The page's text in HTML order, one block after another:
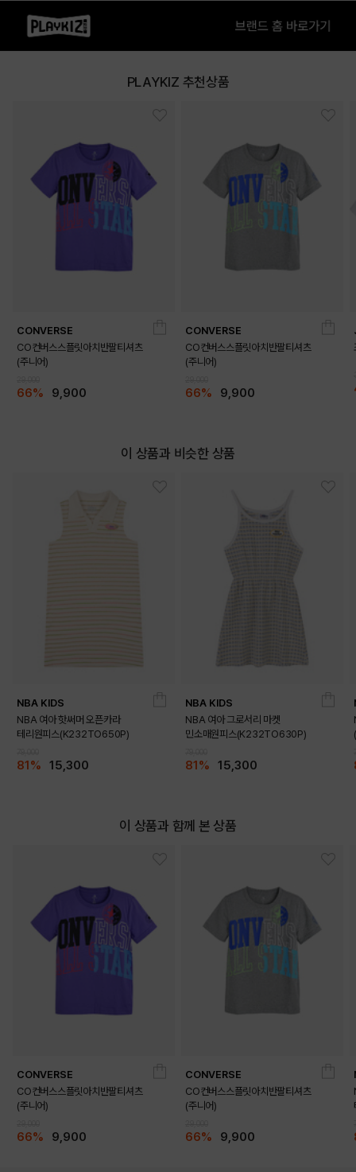
DETAILS
PLAYKIZ 추천상품
CONVERSE
CO컨버스스플릿아치반팔티셔츠
(주니어)
66% 9,900
CONVERSE
CO컨버스스플릿아치반팔티셔츠
(주니어)
66% 9,900
이 상품과 비슷한 상품
NBA KIDS
NBA 여아 핫써머 오픈카라
테리원피스(K232TO650P)
81% 15,300
NBA KIDS
NBA 여아 그로서리 마켓
민소매원피스(K232TO630P)
81% 15,300
이 상품과 함께 본 상품
CONVERSE
CO컨버스스플릿아치반팔티셔츠
(주니어)
66% 9,900
CONVERSE
CO컨버스스플릿아치반팔티셔츠
(주니어)
66% 9,900